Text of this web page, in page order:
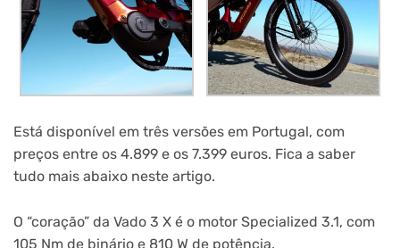
Está disponível em três versões em Portugal, com
preços entre os 4.899 e os 7.399 euros. Fica a saber
tudo mais abaixo neste artigo.
O “coração” da Vado 3 X é o motor Specialized 3.1, com
105 Nm de binário e 810 W de potência.